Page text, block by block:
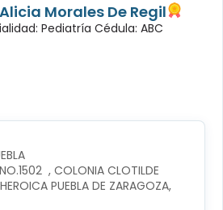
Morales De Regil
Pediatría Cédula: ABC
, COLONIA CLOTILDE
PUEBLA DE ZARAGOZA,